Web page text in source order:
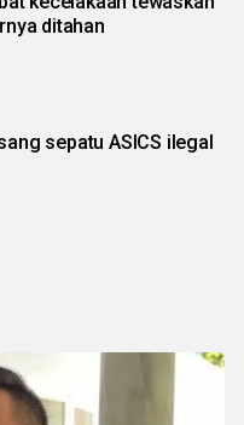
ditahan
sepatu ASICS ilegal